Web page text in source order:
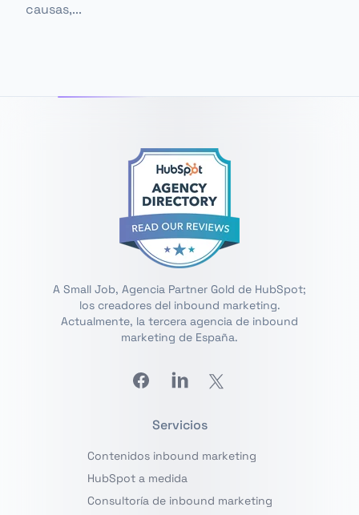
causas,...
A Small Job, Agencia Partner Gold de HubSpot;
los creadores del inbound marketing.
Actualmente, la tercera agencia de inbound
marketing de España.
FacebookLinkedinTwitter
Servicios
Contenidos inbound marketing
HubSpot a medida
Consultoría de inbound marketing